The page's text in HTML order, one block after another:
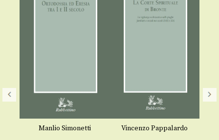
Manlio Simonetti Vincenzo Pappalardo